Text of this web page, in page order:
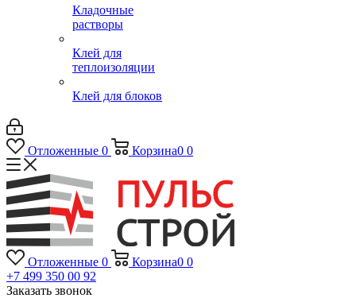
Кладочные
растворы
Клей для
теплоизоляции
Клей для блоков
Отложенные 0 Корзина0 0
Отложенные 0 Корзина0 0
+7 499 350 00 92
Заказать звонок